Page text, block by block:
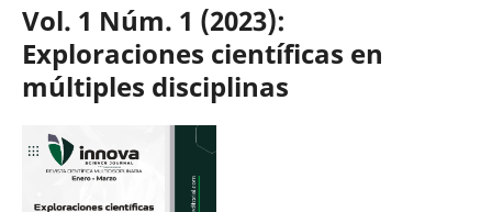
Vol. 1 Núm. 1 (2023):
Exploraciones científicas en
múltiples disciplinas